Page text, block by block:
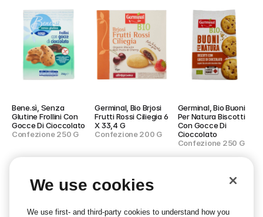
Bene.sì, Senza
Glutine Frollini Con
Gocce Di Cioccolato
Confezione 250 G
Germinal, Bio Brjosi
Frutti Rossi Ciliegia 6
X 33,4 G
Confezione 200 G
Germinal, Bio Buoni
Per Natura Biscotti
Con Gocce Di
Cioccolato
Confezione 250 G
We use cookies
We use first- and third-party cookies to understand how you